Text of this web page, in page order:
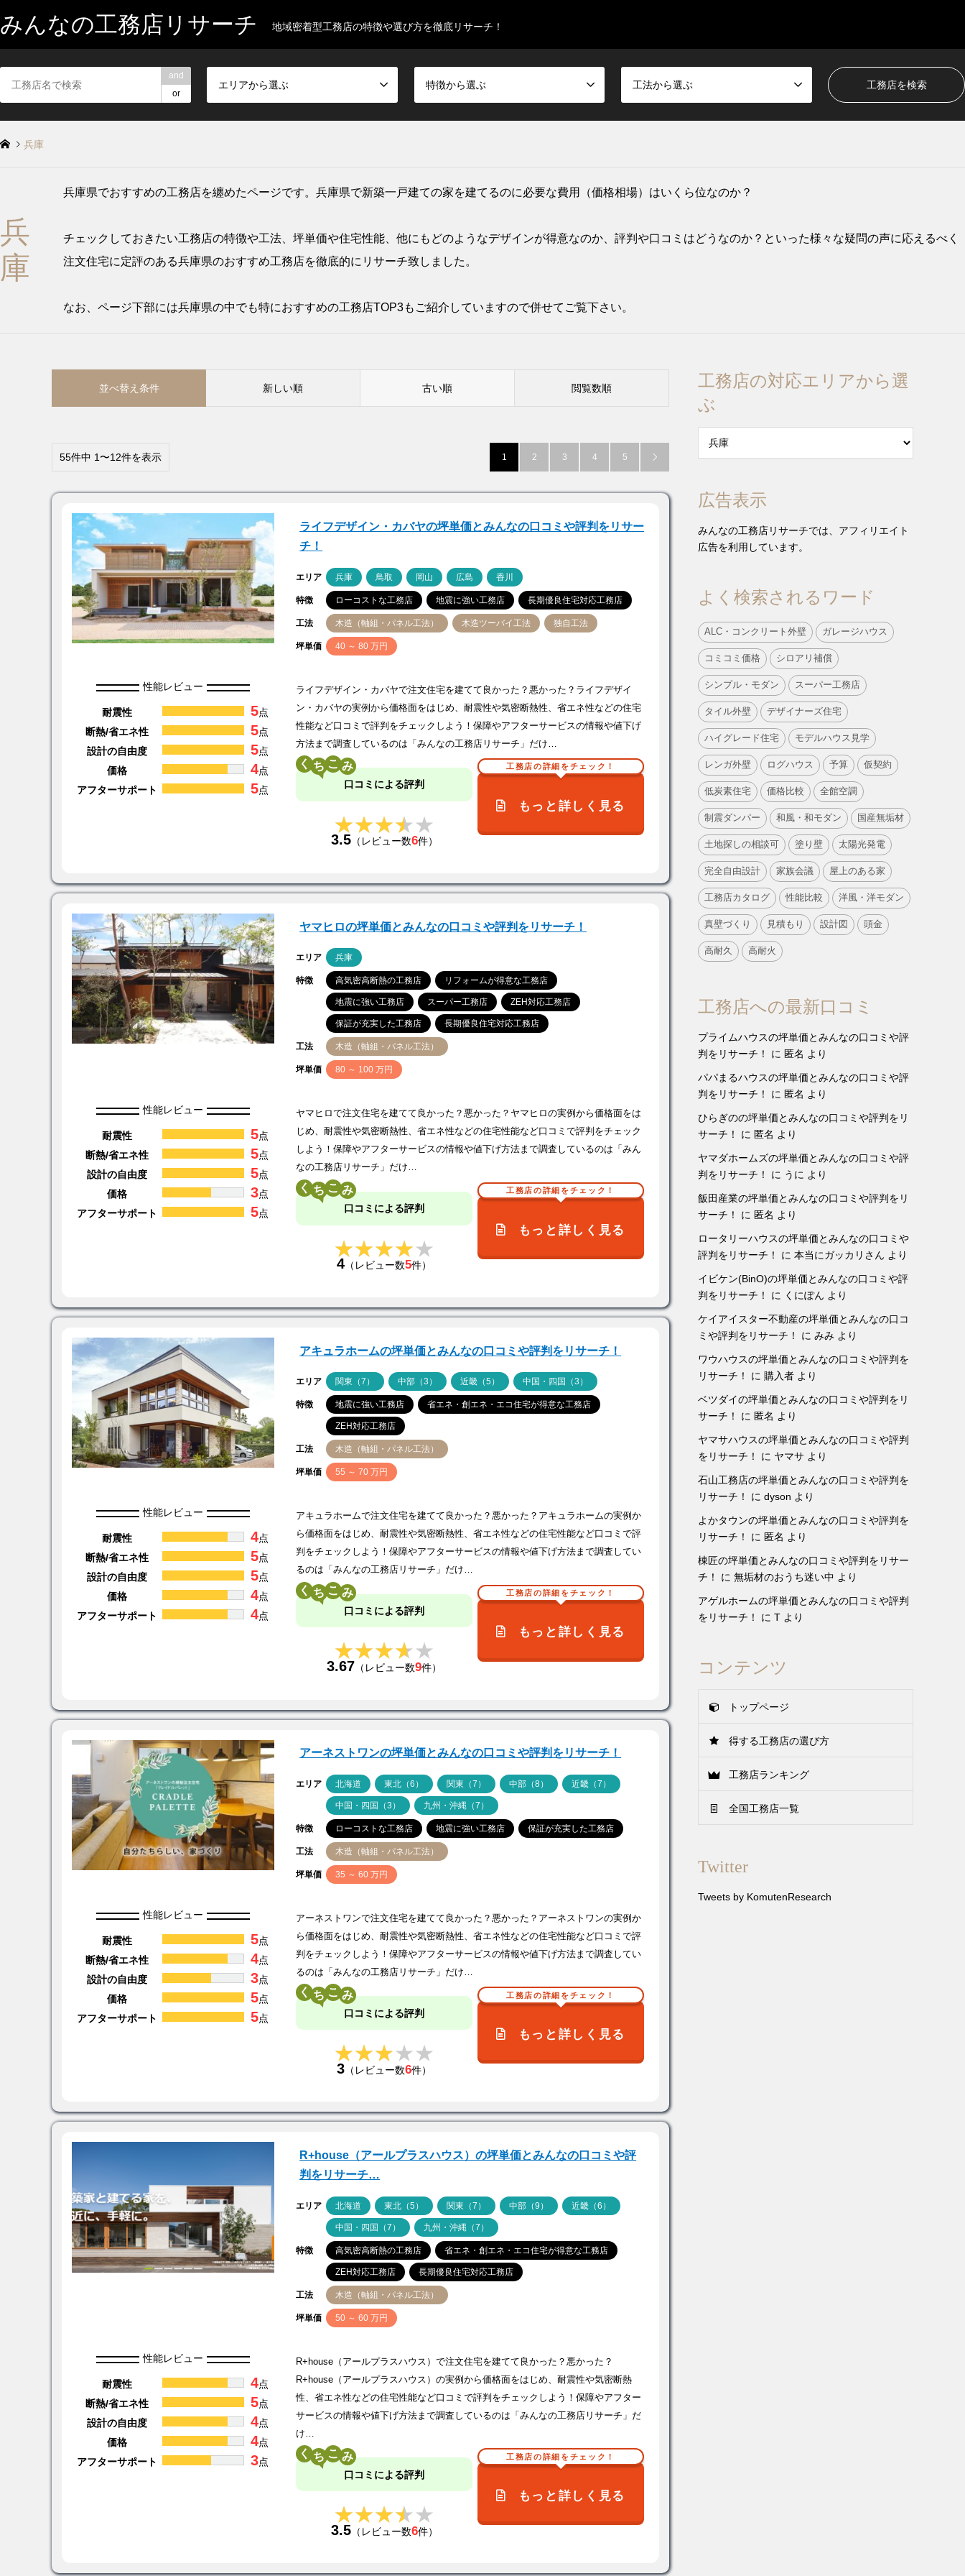
みんなの工務店リサーチ 地域密着型工務店の特徴や選び方を徹底リサーチ！
and
or
エリアから選ぶ 特徴から選ぶ 工法から選ぶ
兵庫
兵
庫
兵庫県でおすすめの工務店を纏めたページです。兵庫県で新築一戸建ての家を建てるのに必要な費用（価格相場）はいくら位なのか？
チェックしておきたい工務店の特徴や工法、坪単価や住宅性能、他にもどのようなデザインが得意なのか、評判や口コミはどうなのか？といった様々な疑問の声に応えるべく
注文住宅に定評のある兵庫県のおすすめ工務店を徹底的にリサーチ致しました。
なお、ページ下部には兵庫県の中でも特におすすめの工務店TOP3もご紹介していますので併せてご覧下さい。
並べ替え条件 新しい順 古い順 閲覧数順
55件中 1〜12件を表示 1 2 3 4 5 
ライフデザイン・カバヤの坪単価とみんなの口コミや評判をリサー
チ！
エリア 兵庫 鳥取 岡山 広島 香川
特徴 ローコストな工務店 地震に強い工務店 長期優良住宅対応工務店
工法 木造（軸組・パネル工法） 木造ツーバイ工法 独自工法
坪単価 40 ～ 80 万円
性能レビュー
耐震性 5点
断熱/省エネ性
5点
設計の自由度
5点
価格
4点
アフターサポート
5点
ライフデザイン・カバヤで注文住宅を建てて良かった？悪かった？ライフデザイ
ン・カバヤの実例から価格面をはじめ、耐震性や気密断熱性、省エネ性などの住宅
性能など口コミで評判をチェックしよう！保障やアフターサービスの情報や値下げ
方法まで調査しているのは「みんなの工務店リサーチ」だけ…
く こ
口コミによる評判
★★★★★
★★★★★
3.5（レビュー数6件）
工務店の詳細をチェック！
もっと詳しく見る
ヤマヒロの坪単価とみんなの口コミや評判をリサーチ！
エリア 兵庫
特徴 高気密高断熱の工務店 リフォームが得意な工務店
地震に強い工務店 スーパー工務店 ZEH対応工務店
保証が充実した工務店 長期優良住宅対応工務店
工法 木造（軸組・パネル工法）
坪単価 80 ～ 100 万円
性能レビュー
耐震性 5点
断熱/省エネ性
5点
設計の自由度
5点
価格
3点
アフターサポート
5点
ヤマヒロで注文住宅を建てて良かった？悪かった？ヤマヒロの実例から価格面をは
じめ、耐震性や気密断熱性、省エネ性などの住宅性能など口コミで評判をチェック
しよう！保障やアフターサービスの情報や値下げ方法まで調査しているのは「みん
なの工務店リサーチ」だけ…
く こ
口コミによる評判
★★★★★
★★★★★
4 （レビュー数5件）
工務店の詳細をチェック！
もっと詳しく見る
アキュラホームの坪単価とみんなの口コミや評判をリサーチ！
エリア 関東（7） 中部（3） 近畿（5） 中国・四国（3）
特徴 地震に強い工務店 省エネ・創エネ・エコ住宅が得意な工務店
ZEH対応工務店
工法 木造（軸組・パネル工法）
坪単価 55 ～ 70 万円
性能レビュー
耐震性 4点
断熱/省エネ性
5点
設計の自由度
5点
価格
4点
アフターサポート
4点
アキュラホームで注文住宅を建てて良かった？悪かった？アキュラホームの実例か
ら価格面をはじめ、耐震性や気密断熱性、省エネ性などの住宅性能など口コミで評
判をチェックしよう！保障やアフターサービスの情報や値下げ方法まで調査してい
るのは「みんなの工務店リサーチ」だけ…
く こ
口コミによる評判
★★★★★
★★★★★
3.67 （レビュー数9件）
工務店の詳細をチェック！
もっと詳しく見る
アーネストワンの坪単価とみんなの口コミや評判をリサーチ！
エリア 北海道 東北（6） 関東（7） 中部（8） 近畿（7）
中国・四国（3） 九州・沖縄（7）
特徴 ローコストな工務店 地震に強い工務店 保証が充実した工務店
工法 木造（軸組・パネル工法）
坪単価 35 ～ 60 万円
性能レビュー
耐震性 5点
断熱/省エネ性
4点
設計の自由度
3点
価格
5点
アフターサポート
5点
アーネストワンで注文住宅を建てて良かった？悪かった？アーネストワンの実例か
ら価格面をはじめ、耐震性や気密断熱性、省エネ性などの住宅性能など口コミで評
判をチェックしよう！保障やアフターサービスの情報や値下げ方法まで調査してい
るのは「みんなの工務店リサーチ」だけ…
く こ
口コミによる評判
★★★★★
★★★★★
3 （レビュー数6件）
工務店の詳細をチェック！
もっと詳しく見る
R+house（アールプラスハウス）の坪単価とみんなの口コミや評
判をリサーチ…
エリア 北海道 東北（5） 関東（7） 中部（9） 近畿（6）
中国・四国（7） 九州・沖縄（7）
特徴 高気密高断熱の工務店 省エネ・創エネ・エコ住宅が得意な工務店
ZEH対応工務店 長期優良住宅対応工務店
工法 木造（軸組・パネル工法）
坪単価 50 ～ 60 万円
性能レビュー
耐震性 4点
断熱/省エネ性
5点
設計の自由度
4点
価格
4点
アフターサポート
3点
R+house（アールプラスハウス）で注文住宅を建てて良かった？悪かった？
R+house（アールプラスハウス）の実例から価格面をはじめ、耐震性や気密断熱
性、省エネ性などの住宅性能など口コミで評判をチェックしよう！保障やアフター
サービスの情報や値下げ方法まで調査しているのは「みんなの工務店リサーチ」だ
け…
く こ
口コミによる評判
★★★★★
★★★★★
3.5（レビュー数6件）
工務店の詳細をチェック！
もっと詳しく見る
工務店の対応エリアから選
ぶ
広告表示
みんなの工務店リサーチでは、アフィリエイト
広告を利用しています。
よく検索されるワード
ALC・コンクリート外壁 ガレージハウス
コミコミ価格 シロアリ補償
シンプル・モダン スーパー工務店
タイル外壁 デザイナーズ住宅
ハイグレード住宅 モデルハウス見学
レンガ外壁 ログハウス 予算 仮契約
低炭素住宅 価格比較 全館空調
制震ダンパー 和風・和モダン 国産無垢材
土地探しの相談可 塗り壁 太陽光発電
完全自由設計 家族会議 屋上のある家
工務店カタログ 性能比較 洋風・洋モダン
真壁づくり 見積もり 設計図 頭金
高耐久 高耐火
工務店への最新口コミ
プライムハウスの坪単価とみんなの口コミや評
判をリサーチ！
に 匿名 より
パパまるハウスの坪単価とみんなの口コミや評
判をリサーチ！
に 匿名 より
ひらぎのの坪単価とみんなの口コミや評判をリ
サーチ！
に 匿名 より
ヤマダホームズの坪単価とみんなの口コミや評
判をリサーチ！
に うに より
飯田産業の坪単価とみんなの口コミや評判をリ
サーチ！
に 匿名 より
ロータリーハウスの坪単価とみんなの口コミや
評判をリサーチ！
に 本当にガッカリさん より
イビケン(BinO)の坪単価とみんなの口コミや評
判をリサーチ！
に くにぽん より
ケイアイスター不動産の坪単価とみんなの口コ
ミや評判をリサーチ！
に みみ より
ワウハウスの坪単価とみんなの口コミや評判を
リサーチ！
に 購入者 より
ベツダイの坪単価とみんなの口コミや評判をリ
サーチ！
に 匿名 より
ヤマサハウスの坪単価とみんなの口コミや評判
をリサーチ！
に ヤマサ より
石山工務店の坪単価とみんなの口コミや評判を
リサーチ！
に dyson より
よかタウンの坪単価とみんなの口コミや評判を
リサーチ！
に 匿名 より
棟匠の坪単価とみんなの口コミや評判をリサー
チ！
に 無垢材のおうち迷い中 より
アゲルホームの坪単価とみんなの口コミや評判
をリサーチ！
に T より
コンテンツ
トップページ
得する工務店の選び方
工務店ランキング
全国工務店一覧
Twitter
Tweets by KomutenResearch